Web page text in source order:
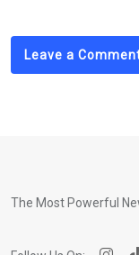
Leave a
The Most Powerful